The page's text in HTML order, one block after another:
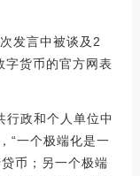
发言中被谈及2
字货币的官方网表
行政和个人单位中
“一个极端化是一
币；另一个极端